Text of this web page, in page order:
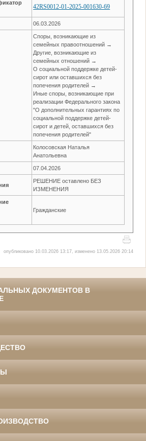
42RS0012-01-2025-001630-69
06.03.2026
Споры, возникающие из
семейных правоотношений →
Другие, возникающие из
семейных отношений →
О социальной поддержке детей-
сирот или оставшихся без
попечения родителей →
Иные споры, возникающие при
реализации Федерального закона
"О дополнительных гарантиях по
социальной поддержке детей-
сирот и детей, оставшихся без
попечения родителей"
Колосовская Наталья
Анатольевна
07.04.2026
РЕШЕНИЕ оставлено БЕЗ
ИЗМЕНЕНИЯ
Гражданские
опубликовано 10.03.2026 13:17, изменено 13.05.2026 20:14
ДОКУМЕНТОВ В